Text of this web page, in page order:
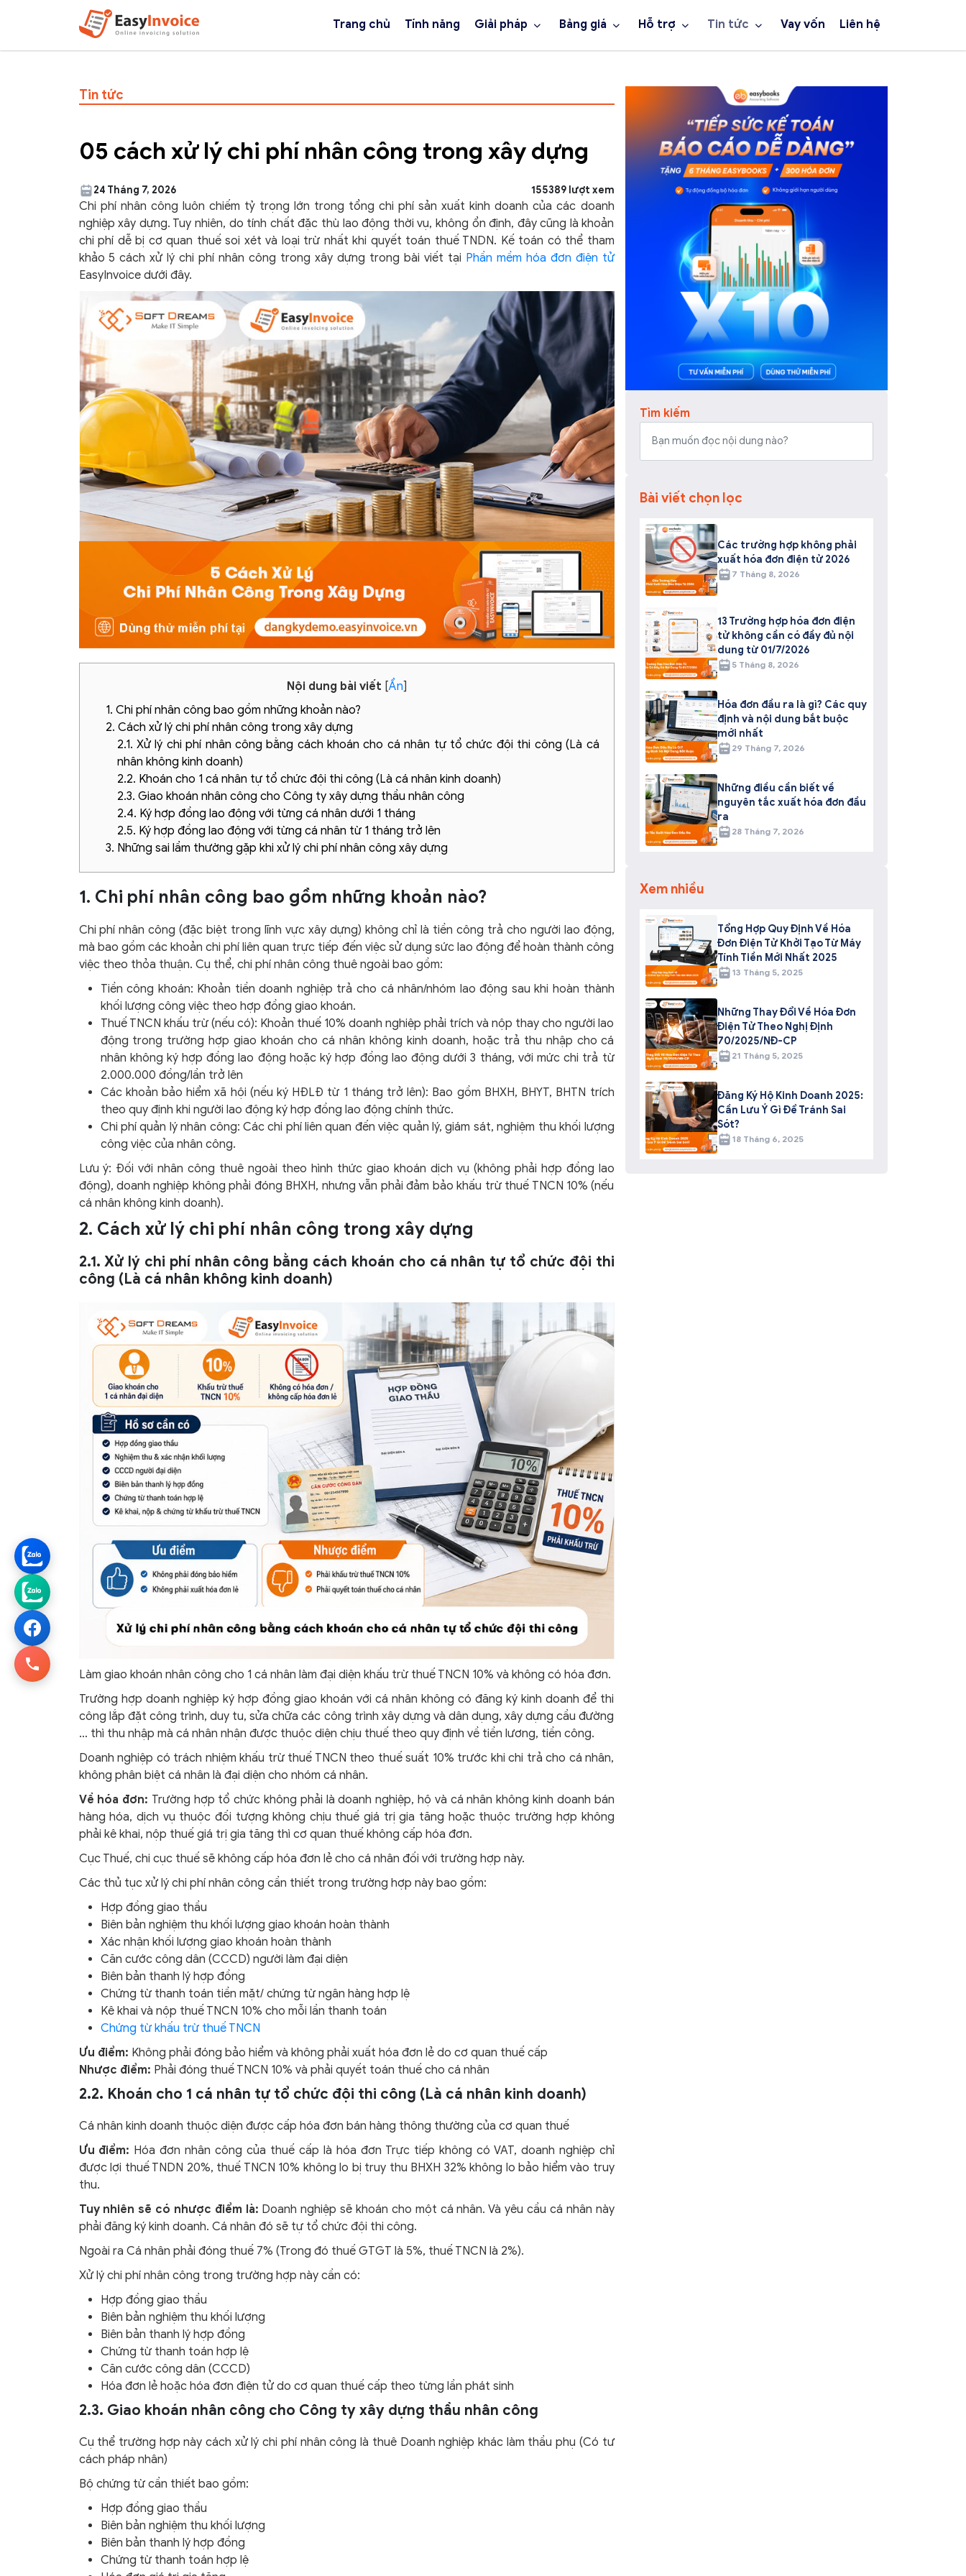
Trang chủ Tính năng Giải pháp Bảng giá Hỗ trợ Tin tức Vay vốn Liên hệ
Tin tức
05 cách xử lý chi phí nhân công trong xây dựng
24 Tháng 7, 2026 155389 lượt xem
Chi phí nhân công luôn chiếm tỷ trọng lớn trong tổng chi phí sản xuất kinh doanh của các doanh
nghiệp xây dựng. Tuy nhiên, do tính chất đặc thù lao động thời vụ, không ổn định, đây cũng là khoản
chi phí dễ bị cơ quan thuế soi xét và loại trừ nhất khi quyết toán thuế TNDN. Kế toán có thể tham
khảo 5 cách xử lý chi phí nhân công trong xây dựng trong bài viết tại Phần mềm hóa đơn điện tử
EasyInvoice dưới đây.
Nội dung bài viết [Ẩn]
1. Chi phí nhân công bao gồm những khoản nào?
2. Cách xử lý chi phí nhân công trong xây dựng
2.1. Xử lý chi phí nhân công bằng cách khoán cho cá nhân tự tổ chức đội thi công (Là cá
nhân không kinh doanh)
2.2. Khoán cho 1 cá nhân tự tổ chức đội thi công (Là cá nhân kinh doanh)
2.3. Giao khoán nhân công cho Công ty xây dựng thầu nhân công
2.4. Ký hợp đồng lao động với từng cá nhân dưới 1 tháng
2.5. Ký hợp đồng lao động với từng cá nhân từ 1 tháng trở lên
3. Những sai lầm thường gặp khi xử lý chi phí nhân công xây dựng
1. Chi phí nhân công bao gồm những khoản nào?
Chi phí nhân công (đặc biệt trong lĩnh vực xây dựng) không chỉ là tiền công trả cho người lao động,
mà bao gồm các khoản chi phí liên quan trực tiếp đến việc sử dụng sức lao động để hoàn thành công
việc theo thỏa thuận. Cụ thể, chi phí nhân công thuê ngoài bao gồm:
Tiền công khoán: Khoản tiền doanh nghiệp trả cho cá nhân/nhóm lao động sau khi hoàn thành
khối lượng công việc theo hợp đồng giao khoán.
Thuế TNCN khấu trừ (nếu có): Khoản thuế 10% doanh nghiệp phải trích và nộp thay cho người lao
động trong trường hợp giao khoán cho cá nhân không kinh doanh, hoặc trả thu nhập cho cá
nhân không ký hợp đồng lao động hoặc ký hợp đồng lao động dưới 3 tháng, với mức chi trả từ
2.000.000 đồng/lần trở lên
Các khoản bảo hiểm xã hội (nếu ký HĐLĐ từ 1 tháng trở lên): Bao gồm BHXH, BHYT, BHTN trích
theo quy định khi người lao động ký hợp đồng lao động chính thức.
Chi phí quản lý nhân công: Các chi phí liên quan đến việc quản lý, giám sát, nghiệm thu khối lượng
công việc của nhân công.
Lưu ý: Đối với nhân công thuê ngoài theo hình thức giao khoán dịch vụ (không phải hợp đồng lao
động), doanh nghiệp không phải đóng BHXH, nhưng vẫn phải đảm bảo khấu trừ thuế TNCN 10% (nếu
cá nhân không kinh doanh).
2. Cách xử lý chi phí nhân công trong xây dựng
2.1. Xử lý chi phí nhân công bằng cách khoán cho cá nhân tự tổ chức đội thi
công (Là cá nhân không kinh doanh)
Làm giao khoán nhân công cho 1 cá nhân làm đại diện khấu trừ thuế TNCN 10% và không có hóa đơn.
Trường hợp doanh nghiệp ký hợp đồng giao khoán với cá nhân không có đăng ký kinh doanh để thi
công lắp đặt công trình, duy tu, sửa chữa các công trình xây dựng và dân dụng, xây dựng cầu đường
… thì thu nhập mà cá nhân nhận được thuộc diện chịu thuế theo quy định về tiền lương, tiền công.
Doanh nghiệp có trách nhiệm khấu trừ thuế TNCN theo thuế suất 10% trước khi chi trả cho cá nhân,
không phân biệt cá nhân là đại diện cho nhóm cá nhân.
Về hóa đơn: Trường hợp tổ chức không phải là doanh nghiệp, hộ và cá nhân không kinh doanh bán
hàng hóa, dịch vụ thuộc đối tượng không chịu thuế giá trị gia tăng hoặc thuộc trường hợp không
phải kê khai, nộp thuế giá trị gia tăng thì cơ quan thuế không cấp hóa đơn.
Cục Thuế, chi cục thuế sẽ không cấp hóa đơn lẻ cho cá nhân đối với trường hợp này.
Các thủ tục xử lý chi phí nhân công cần thiết trong trường hợp này bao gồm:
Hợp đồng giao thầu
Biên bản nghiệm thu khối lượng giao khoán hoàn thành
Xác nhận khối lượng giao khoán hoàn thành
Căn cước công dân (CCCD) người làm đại diện
Biên bản thanh lý hợp đồng
Chứng từ thanh toán tiền mặt/ chứng từ ngân hàng hợp lệ
Kê khai và nộp thuế TNCN 10% cho mỗi lần thanh toán
Chứng từ khấu trừ thuế TNCN
Ưu điểm: Không phải đóng bảo hiểm và không phải xuất hóa đơn lẻ do cơ quan thuế cấp
Nhược điểm: Phải đóng thuế TNCN 10% và phải quyết toán thuế cho cá nhân
2.2. Khoán cho 1 cá nhân tự tổ chức đội thi công (Là cá nhân kinh doanh)
Cá nhân kinh doanh thuộc diện được cấp hóa đơn bán hàng thông thường của cơ quan thuế
Ưu điểm: Hóa đơn nhân công của thuế cấp là hóa đơn Trực tiếp không có VAT, doanh nghiệp chỉ
được lợi thuế TNDN 20%, thuế TNCN 10% không lo bị truy thu BHXH 32% không lo bảo hiểm vào truy
thu.
Tuy nhiên sẽ có nhược điểm là: Doanh nghiệp sẽ khoán cho một cá nhân. Và yêu cầu cá nhân này
phải đăng ký kinh doanh. Cá nhân đó sẽ tự tổ chức đội thi công.
Ngoài ra Cá nhân phải đóng thuế 7% (Trong đó thuế GTGT là 5%, thuế TNCN là 2%).
Xử lý chi phí nhân công trong trường hợp này cần có:
Hợp đồng giao thầu
Biên bản nghiệm thu khối lượng
Biên bản thanh lý hợp đồng
Chứng từ thanh toán hợp lệ
Căn cước công dân (CCCD)
Hóa đơn lẻ hoặc hóa đơn điện tử do cơ quan thuế cấp theo từng lần phát sinh
2.3. Giao khoán nhân công cho Công ty xây dựng thầu nhân công
Cụ thể trường hợp này cách xử lý chi phí nhân công là thuê Doanh nghiệp khác làm thầu phụ (Có tư
cách pháp nhân)
Bộ chứng từ cần thiết bao gồm:
Hợp đồng giao thầu
Biên bản nghiệm thu khối lượng
Biên bản thanh lý hợp đồng
Chứng từ thanh toán hợp lệ
Tìm kiếm
Bài viết chọn lọc
Các trường hợp không phải
xuất hóa đơn điện tử 2026
7 Tháng 8, 2026
13 Trường hợp hóa đơn điện
tử không cần có đầy đủ nội
dung từ 01/7/2026
5 Tháng 8, 2026
Hóa đơn đầu ra là gì? Các quy
định và nội dung bắt buộc
mới nhất
29 Tháng 7, 2026
Những điều cần biết về
nguyên tắc xuất hóa đơn đầu
ra
28 Tháng 7, 2026
Xem nhiều
Tổng Hợp Quy Định Về Hóa
Đơn Điện Tử Khởi Tạo Từ Máy
Tính Tiền Mới Nhất 2025
13 Tháng 5, 2025
Những Thay Đổi Về Hóa Đơn
Điện Tử Theo Nghị Định
70/2025/NĐ-CP
21 Tháng 5, 2025
Đăng Ký Hộ Kinh Doanh 2025:
Cần Lưu Ý Gì Để Tránh Sai
Sót?
18 Tháng 6, 2025